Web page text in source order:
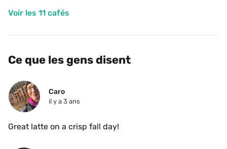
Voir les 11 cafés
Ce que les gens disent
Caro
il y a 3 ans
Great latte on a crisp fall day!